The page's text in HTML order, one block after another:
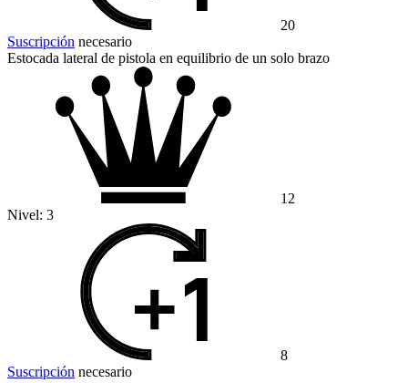
20
Suscripción necesario
Estocada lateral de pistola en equilibrio de un solo brazo
12
Nivel: 3
8
Suscripción necesario